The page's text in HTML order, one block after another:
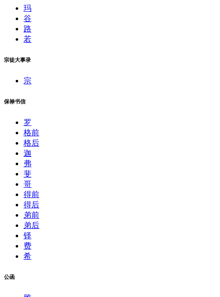
玛
谷
路
若
宗徒大事录
宗
保禄书信
罗
格前
格后
迦
弗
斐
哥
得前
得后
弟前
弟后
铎
费
希
公函